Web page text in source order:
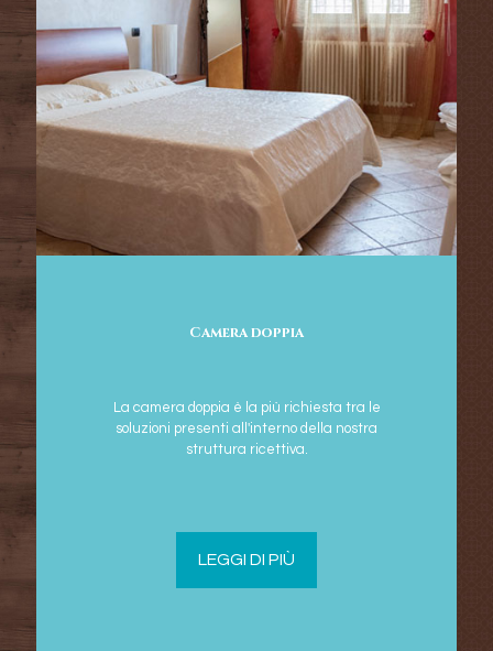
Camera doppia
La camera doppia è la più richiesta tra le
soluzioni presenti all'interno della nostra
struttura ricettiva.
LEGGI DI PIÙ